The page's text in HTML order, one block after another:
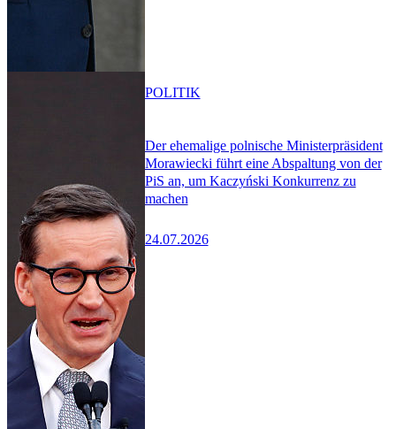
Der ehemalige polnische Ministerpräsident
Morawiecki führt eine Abspaltung von der
PiS an, um Kaczyński Konkurrenz zu
machen
24.07.2026
POLITIK